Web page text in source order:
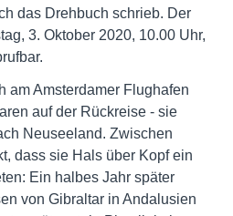
das Drehbuch schrieb. Der
3. Oktober 2020, 10.00 Uhr,
am Amsterdamer Flughafen
auf der Rückreise - sie
Neuseeland. Zwischen
dass sie Hals über Kopf ein
Ein halbes Jahr später
von Gibraltar in Andalusien